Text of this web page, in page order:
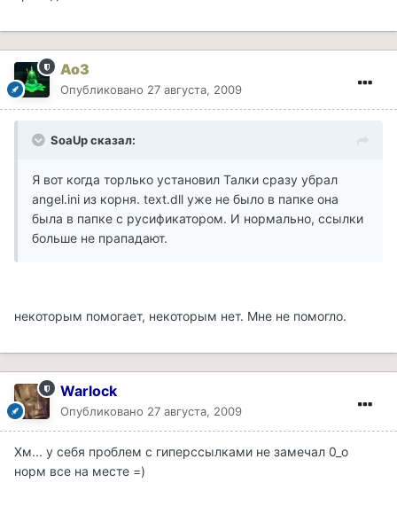
Ao3
Опубликовано 27 августа, 2009
SoaUp сказал:
Я вот когда торлько установил Талки сразу убрал
angel.ini из корня. text.dll уже не было в папке она
была в папке с русификатором. И нормально, ссылки
больше не прападают.
некоторым помогает, некоторым нет. Мне не помогло.
Warlock
Опубликовано 27 августа, 2009
Хм... у себя проблем с гиперссылками не замечал 0_о
норм все на месте =)